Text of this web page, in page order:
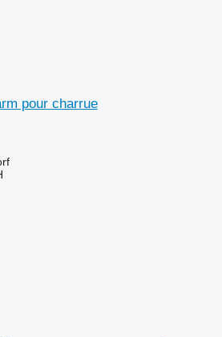
pour charrue